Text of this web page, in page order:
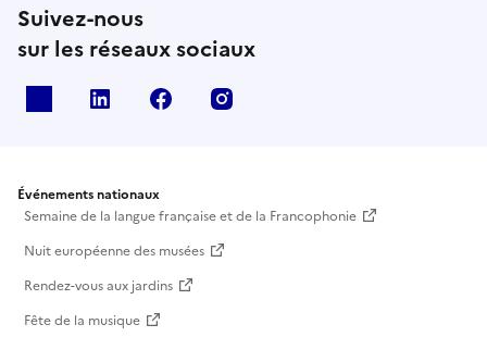
Suivez-nous
sur les réseaux sociaux
Linkedin Facebook
Événements nationaux
Semaine de la langue française et de la Francophonie
Nuit européenne des musées
Rendez-vous aux jardins
Fête de la musique